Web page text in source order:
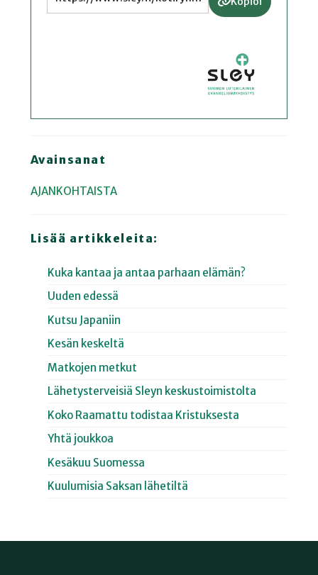
Avainsanat
AJANKOHTAISTA
Lisää artikkeleita:
Kuka kantaa ja antaa parhaan elämän?
Uuden edessä
Kutsu Japaniin
Kesän keskeltä
Matkojen metkut
Lähetysterveisiä Sleyn keskustoimistolta
Koko Raamattu todistaa Kristuksesta
Yhtä joukkoa
Kesäkuu Suomessa
Kuulumisia Saksan lähetiltä